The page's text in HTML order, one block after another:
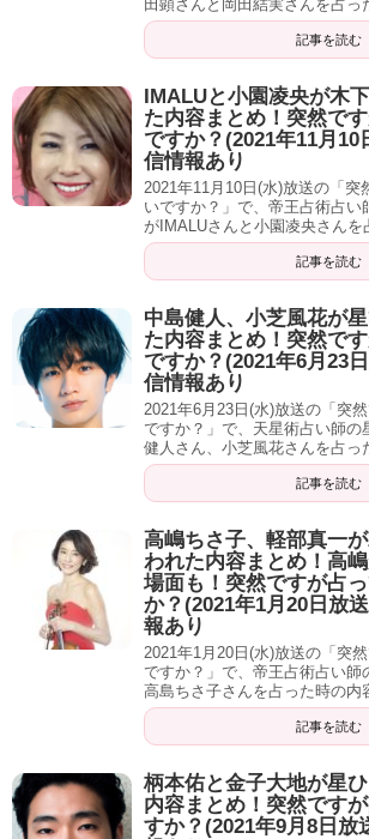
本来やるべきは作品作り。
写真やデザインやセンスを出すもの。
白石「やりたい」
手相にマネジメント線（左手人差し指の
線）と言うのが出ている。
人をプロデュースしたり、自分を客観視
で大成功する。
白石麻衣の結婚と仕事
芸能に執着していない。
結婚して辞めたいと思っている。
白石「結婚したら家庭に入りたいと思っ
左手のほくろは子宝に恵まれる位置にあ
田顕さんと岡田結実さんを占っ
記事を読む
IMALUと小園凌央が木
た内容まとめ！突然で
ですか？(2021年11月10
信情報あり
2021年11月10日(水)放送の「突
いですか？」で、帝王占術占い
がIMALUさんと小園凌央さんを
記事を読む
中島健人、小芝風花が
た内容まとめ！突然で
ですか？(2021年6月23
信情報あり
2021年6月23日(水)放送の「突
ですか？」で、天星術占い師の
健人さん、小芝風花さんを占っ
記事を読む
高嶋ちさ子、軽部真一
われた内容まとめ！高
場面も！突然ですが占
か？(2021年1月20日放
報あり
2021年1月20日(水)放送の「突
ですか？」で、帝王占術占い師
高島ちさ子さんを占った時の内
記事を読む
柄本佑と金子大地が星
内容まとめ！突然です
すか？(2021年9月8日放